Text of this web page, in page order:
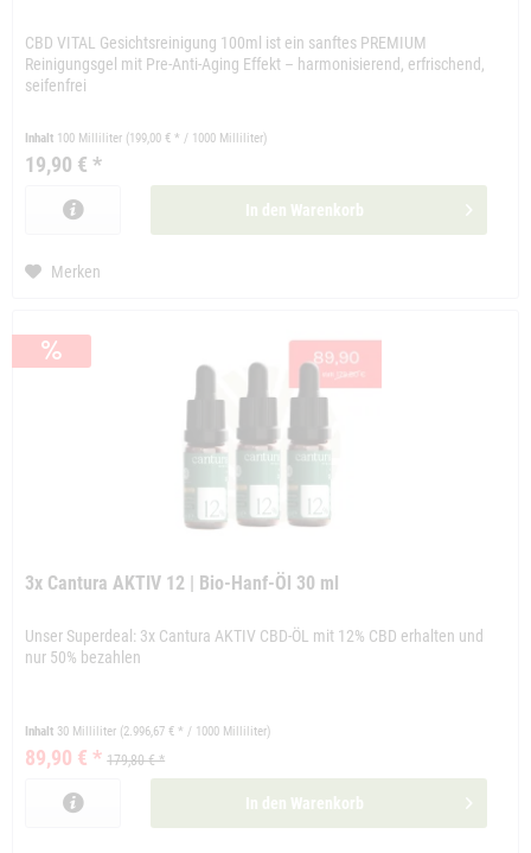
CBD VITAL Gesichtsreinigung 100ml ist ein sanftes PREMIUM
Reinigungsgel mit Pre-Anti-Aging Effekt – harmonisierend, erfrischend,
seifenfrei
Inhalt 100 Milliliter (199,00 € * / 1000 Milliliter)
19,90 € *
In den Warenkorb
Merken
3x Cantura AKTIV 12 | Bio-Hanf-Öl 30 ml
Unser Superdeal: 3x Cantura AKTIV CBD-ÖL mit 12% CBD erhalten und
nur 50% bezahlen
Inhalt 30 Milliliter (2.996,67 € * / 1000 Milliliter)
89,90 € * 179,80 € *
In den Warenkorb